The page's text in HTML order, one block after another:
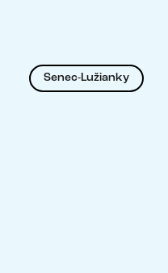
Senec-Lužianky